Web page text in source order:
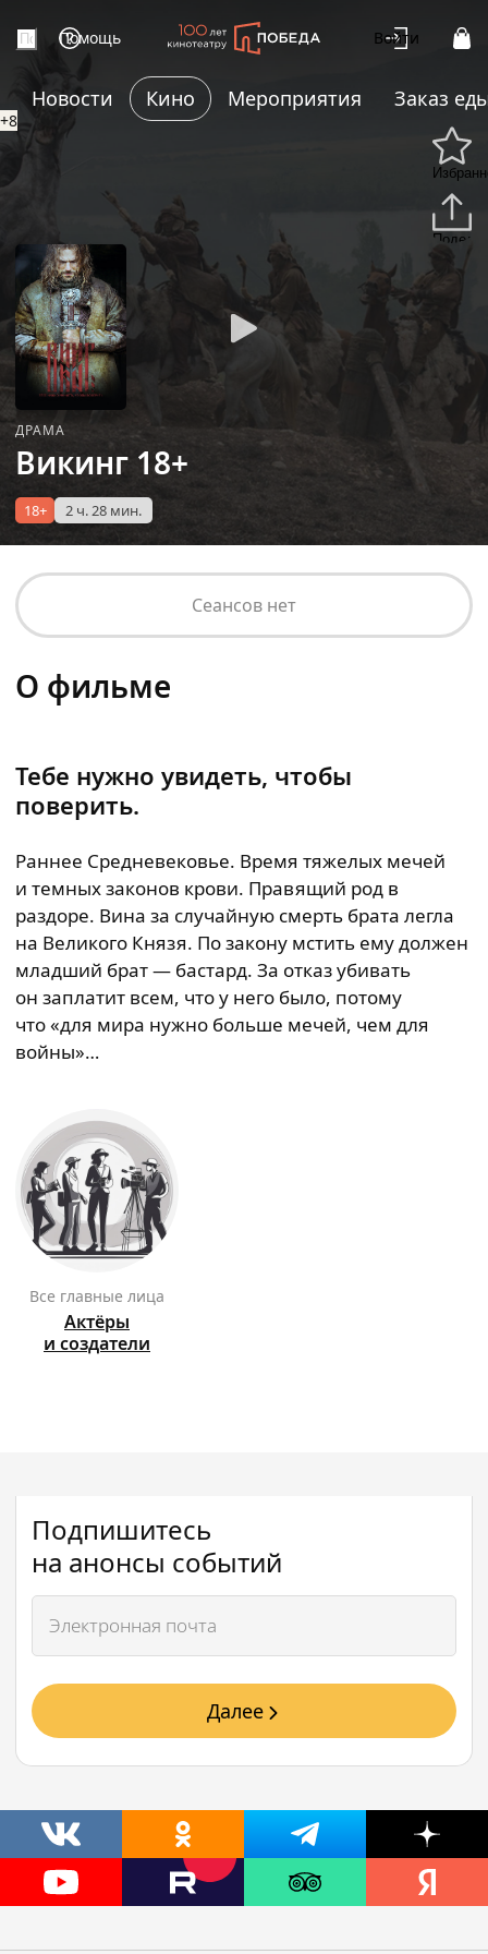
Помощь Войти
Новости Кино Мероприятия Заказ
+8
ДРАМА
Викинг 18+
18+ 2 ч. 28 мин.
Сеансов нет
О фильме
Тебе нужно увидеть, чтобы
поверить.
Раннее Средневековье. Время тяжелых мечей
и темных законов крови. Правящий род в
раздоре. Вина за случайную смерть брата легла
на Великого Князя. По закону мстить ему должен
младший брат — бастард. За отказ убивать
он заплатит всем, что у него было, потому
что «для мира нужно больше мечей, чем для
войны»…
Все главные лица
Актёры
и создатели
Подпишитесь
на анонсы событий
Далее